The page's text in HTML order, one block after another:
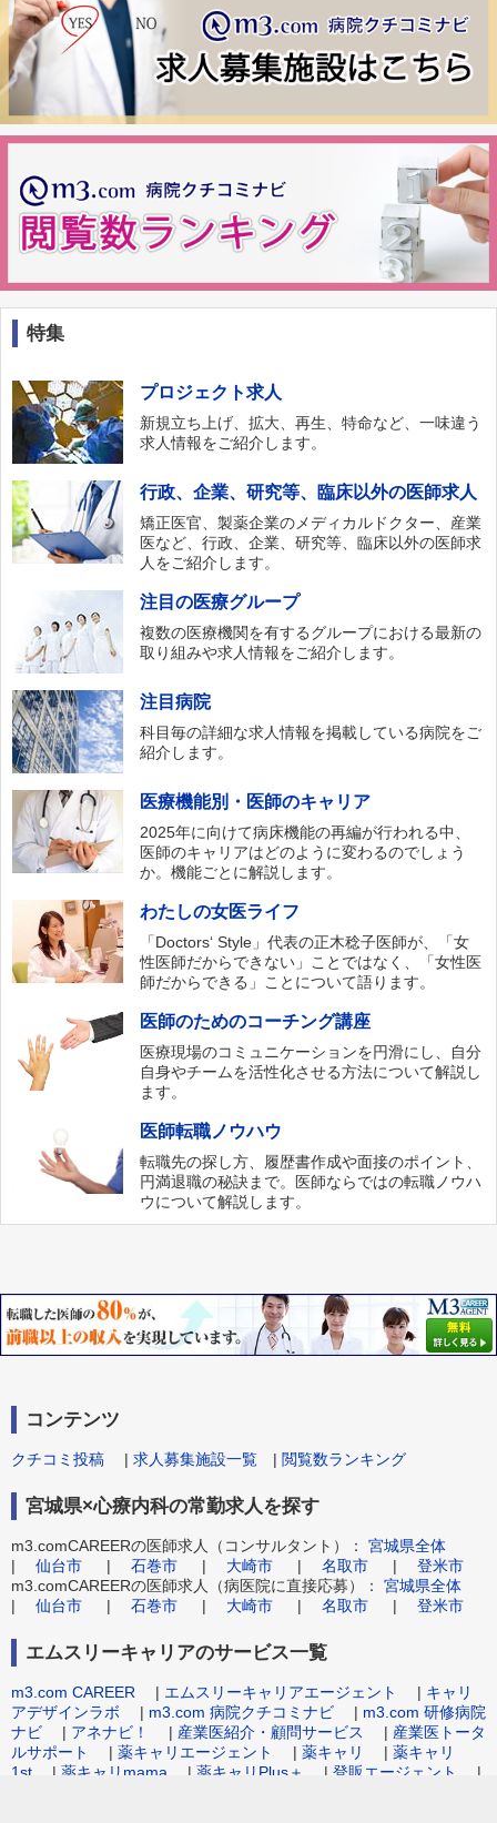
特集
プロジェクト求人
新規立ち上げ、拡大、再生、特命など、一味違う
求人情報をご紹介します。
行政、企業、研究等、臨床以外の医師求人
矯正医官、製薬企業のメディカルドクター、産業
医など、行政、企業、研究等、臨床以外の医師求
人をご紹介します。
注目の医療グループ
複数の医療機関を有するグループにおける最新の
取り組みや求人情報をご紹介します。
注目病院
科目毎の詳細な求人情報を掲載している病院をご
紹介します。
医療機能別・医師のキャリア
2025年に向けて病床機能の再編が行われる中、
医師のキャリアはどのように変わるのでしょう
か。機能ごとに解説します。
わたしの女医ライフ
「Doctors‘ Style」代表の正木稔子医師が、「女
性医師だからできない」ことではなく、「女性医
師だからできる」ことについて語ります。
医師のためのコーチング講座
医療現場のコミュニケーションを円滑にし、自分
自身やチームを活性化させる方法について解説し
ます。
医師転職ノウハウ
転職先の探し方、履歴書作成や面接のポイント、
円満退職の秘訣まで。医師ならではの転職ノウハ
ウについて解説します。
コンテンツ
クチコミ投稿 | 求人募集施設一覧 | 閲覧数ランキング
宮城県×心療内科の常勤求人を探す
m3.comCAREERの医師求人（コンサルタント）： 宮城県全体
| 仙台市 | 石巻市 | 大崎市 | 名取市 | 登米市
m3.comCAREERの医師求人（病医院に直接応募）： 宮城県全体
| 仙台市 | 石巻市 | 大崎市 | 名取市 | 登米市
エムスリーキャリアのサービス一覧
m3.com CAREER | エムスリーキャリアエージェント | キャリ
アデザインラボ | m3.com 病院クチコミナビ | m3.com 研修病院
ナビ | アネナビ！ | 産業医紹介・顧問サービス | 産業医トータ
ルサポート
| 薬キャリエージェント | 薬キャリ | 薬キャリ
1st | 薬キャリmama | 薬キャリPlus＋ | 登販エージェント
|